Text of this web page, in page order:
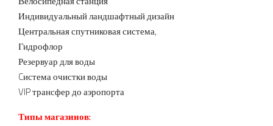
Индивидуальный ландшафтный дизайн
Центральная спутниковая система,
Гидрофлор
Резервуар для воды
Cистема очистки воды
VIP трансфер до аэропорта
Типы магазинов: